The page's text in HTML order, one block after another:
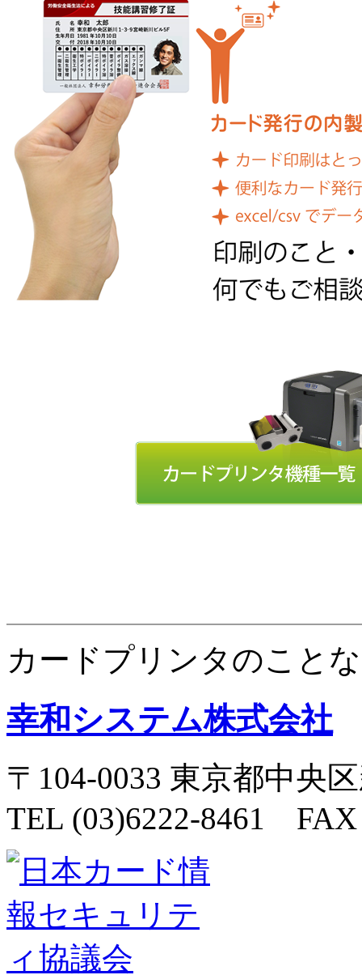
カードプリンタのこと
幸和システム株式会社
〒104-0033 東京都中央
TEL (03)6222-8461 FAX